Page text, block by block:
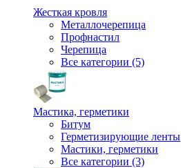
Жесткая кровля
Металлочерепица
Профнастил
Черепица
Все категории (5)
Мастика, герметики
Битум
Герметизирующие ленты
Мастики, герметики
Все категории (3)